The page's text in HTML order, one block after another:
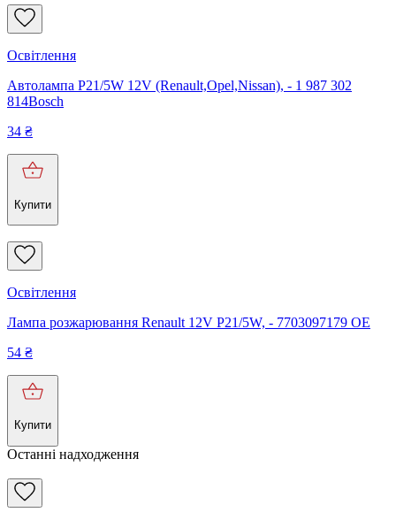
Освітлення
Автолампа P21/5W 12V (Renault,Opel,Nissan), - 1 987 302
814Bosch
34 ₴
Купити
Освітлення
Лампа розжарювання Renault 12V P21/5W, - 7703097179 OE
54 ₴
Купити
Останні надходження